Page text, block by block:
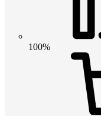
100%